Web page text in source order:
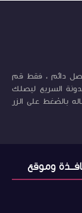
دائم ، فقط قم
السريع ليصلك
بالضغط على الزر
وموقع